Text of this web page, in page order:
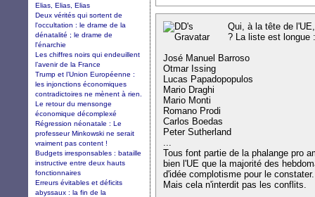
Qui, à la tête de
? La liste est longue :
José Manuel Barroso
Otmar Issing
Lucas Papadopopulos
Mario Draghi
Mario Monti
Romano Prodi
Carlos Boedas
Peter Sutherland
...
Tous font partie de la phalange pro
bien l'UE que la majorité des
d'idée complotisme pour le
Mais cela n'interdit pas les conflits.
Elias, Elias, Elias
Deux vérités qui sortent de
l'occultation : le drame de la
dénatalité ; le drame de
l'énarchie
Les chiffres noirs qui endeuillent
l’avenir de la France
Trump et l’Union Européenne :
les injonctions économiques
contradictoires ne mènent à rien.
Le retour du mensonge
économique décomplexé
Régression néonatale : Le
professeur Minkowski ne serait
vraiment pas content !
Budgets irresponsables : bataille
instructive entre deux hauts
fonctionnaires
Erreurs évitables et déficits
abyssaux : la fin de la